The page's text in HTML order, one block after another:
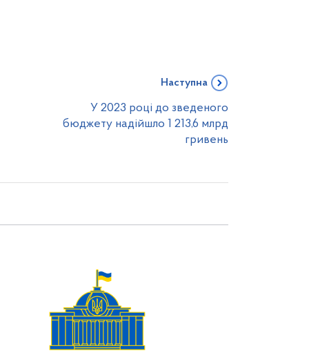
Наступна
У 2023 році до зведеного
бюджету надійшло 1 213,6 млрд
гривень